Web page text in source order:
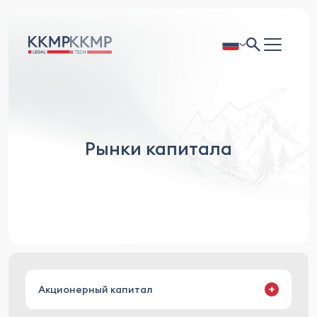
Рынки капитала
Акционерный капитал